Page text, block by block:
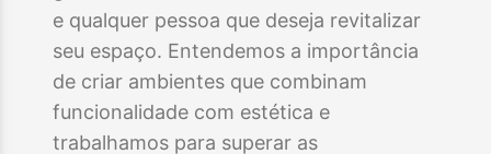
e qualquer pessoa que deseja revitalizar
seu espaço. Entendemos a importância
de criar ambientes que combinam
funcionalidade com estética e
trabalhamos para superar as